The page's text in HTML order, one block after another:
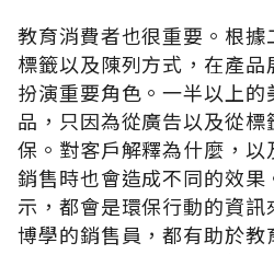
教育消費者也很重要。根
標籤以及陳列方式，在產
扮演重要角色。一半以上
品，只因為從廣告以及從
保。對客戶解釋為什麼，
銷售時也會造成不同的效
示，都會是環保行動的資
博學的銷售員，都有助於